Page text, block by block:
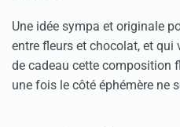
Une idée sympa et originale
entre fleurs et chocolat, et
de cadeau cette composition
une fois le côté éphémère ne